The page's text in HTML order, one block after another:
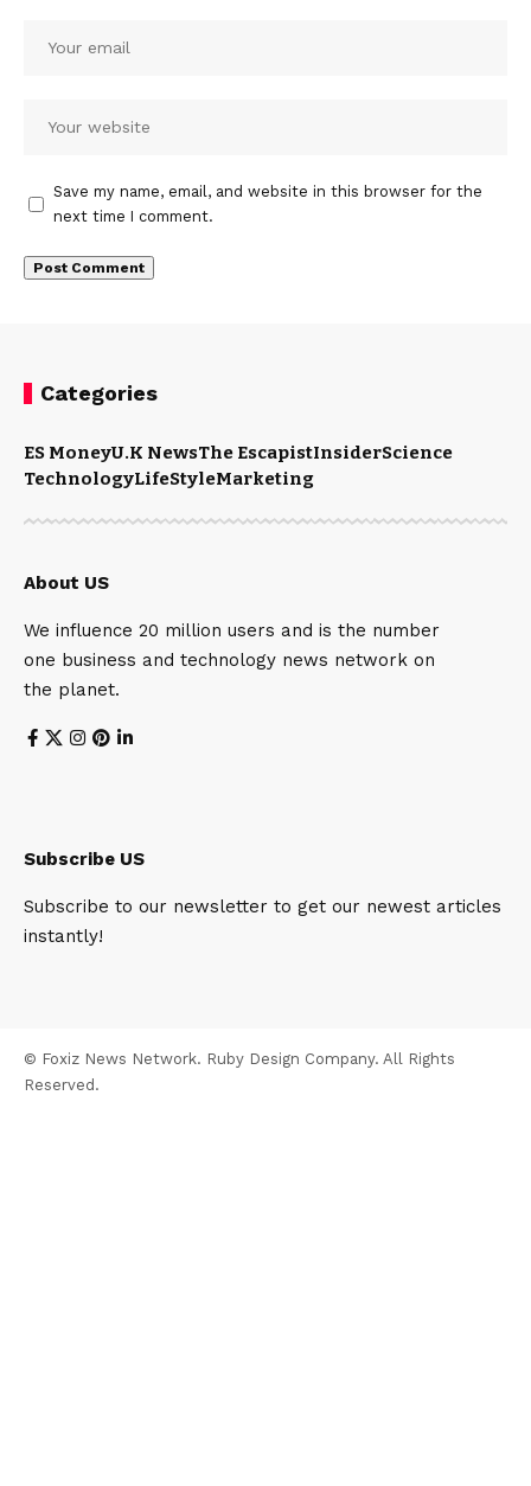
Save my name, email, and website in this browser for the
next time I comment.
Categories
ES MoneyU.K NewsThe EscapistInsiderScience
TechnologyLifeStyleMarketing
About US
We influence 20 million users and is the number
one business and technology news network on
the planet.
Subscribe US
Subscribe to our newsletter to get our newest articles
instantly!
© Foxiz News Network. Ruby Design Company. All Rights
Reserved.